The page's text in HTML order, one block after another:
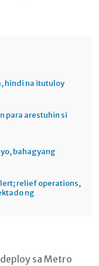
hindi na itutuloy
para arestuhin si
bahagyang
relief operations,
ng
sa Metro